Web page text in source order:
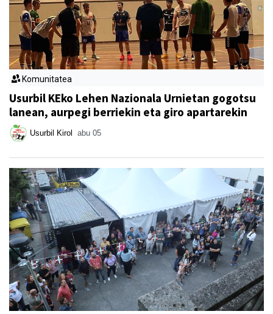
Komunitatea
Usurbil KEko Lehen Nazionala Urnietan gogotsu
lanean, aurpegi berriekin eta giro apartarekin
Usurbil Kirol abu 05